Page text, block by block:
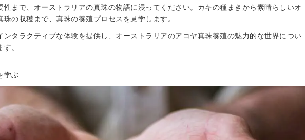
性まで、オーストラリアの真珠の物語に浸ってください。カキの種まきから素晴らしいオ
の収穫まで、真珠の養殖プロセスを見学します。
ンタラクティブな体験を提供し、オーストラリアのアコヤ真珠養殖の魅力的な世界につい
。
学ぶ